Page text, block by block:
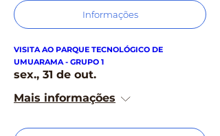
Informações
VISITA AO PARQUE TECNOLÓGICO DE
UMUARAMA - GRUPO 1
sex., 31 de out.
Mais informações